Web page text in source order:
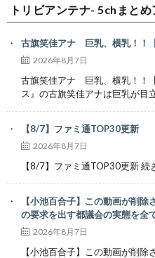
トリビアンテナ- 5chまと
古旗笑佳アナ 巨乳、横乳！！【
2026年8月7日
古旗笑佳アナ 巨乳、横乳！！
ス』の古旗笑佳アナは巨乳が目
【8/7】ファミ通TOP30更新
2026年8月7日
【8/7】ファミ通TOP30更新 続
【小池百合子】この動画が削
の要求を出す都議会の実態を全
2026年8月7日
【小池百合子】この動画が削